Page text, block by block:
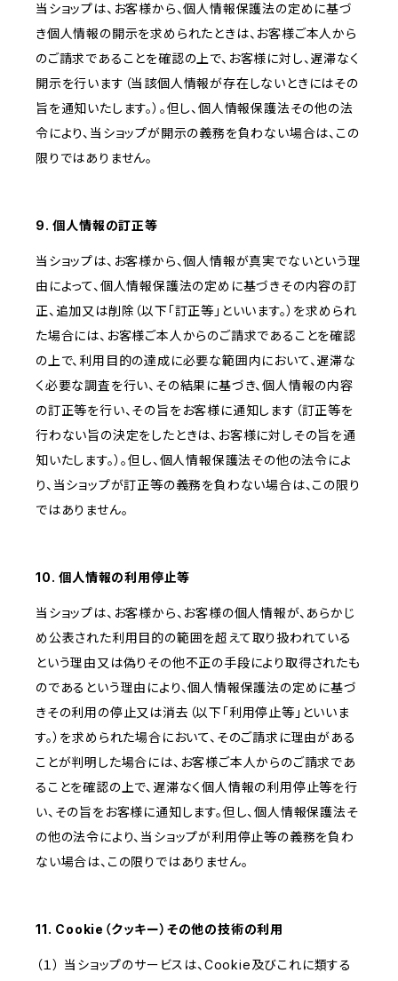
当ショップは、お客様から、個人情報保護法の定めに基づ
き個人情報の開示を求められたときは、お客様ご本人から
のご請求であることを確認の上で、お客様に対し、遅滞なく
開示を行います（当該個人情報が存在しないときにはその
旨を通知いたします。）。但し、個人情報保護法その他の法
令により、当ショップが開示の義務を負わない場合は、この
限りではありません。
9. 個人情報の訂正等
当ショップは、お客様から、個人情報が真実でないという理
由によって、個人情報保護法の定めに基づきその内容の訂
正、追加又は削除（以下「訂正等」といいます。）を求められ
た場合には、お客様ご本人からのご請求であることを確認
の上で、利用目的の達成に必要な範囲内において、遅滞な
く必要な調査を行い、その結果に基づき、個人情報の内容
の訂正等を行い、その旨をお客様に通知します（訂正等を
行わない旨の決定をしたときは、お客様に対しその旨を通
知いたします。）。但し、個人情報保護法その他の法令によ
り、当ショップが訂正等の義務を負わない場合は、この限り
ではありません。
10. 個人情報の利用停止等
当ショップは、お客様から、お客様の個人情報が、あらかじ
め公表された利用目的の範囲を超えて取り扱われている
という理由又は偽りその他不正の手段により取得されたも
のであるという理由により、個人情報保護法の定めに基づ
きその利用の停止又は消去（以下「利用停止等」といいま
す。）を求められた場合において、そのご請求に理由がある
ことが判明した場合には、お客様ご本人からのご請求であ
ることを確認の上で、遅滞なく個人情報の利用停止等を行
い、その旨をお客様に通知します。但し、個人情報保護法そ
の他の法令により、当ショップが利用停止等の義務を負わ
ない場合は、この限りではありません。
11. Cookie（クッキー）その他の技術の利用
（１） 当ショップのサービスは、Cookie及びこれに類する